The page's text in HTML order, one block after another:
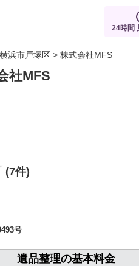
24時間
横浜市戸塚区 > 株式会社MFS
社MFS
(7件)
号
遺品整理の基本料金